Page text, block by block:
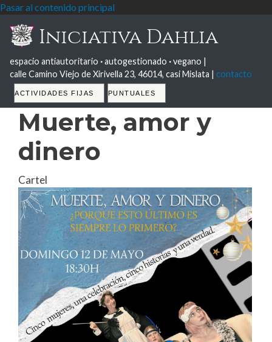
Pasar al contenido principal
Iniciativa Dahlia
espacio antiautoritario ·autogestionado ·vegano |
calle Camino Viejo de Xirivella 23, 46014, casi Mislata | contacto
Tabs
ACTIVIDADES FIJAS PUNTUALES
Muerte, amor y
dinero
Cartel